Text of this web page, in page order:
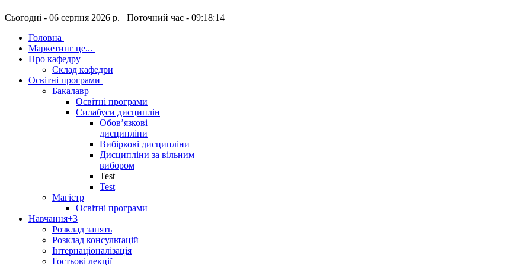
Сьогодні - 06 серпня 2026 р. Поточний час - 09:18:14
Головна
Маркетинг це...
Про кафедру
Склад кафедри
Освітні програми
Бакалавр
Освітні програми
Силабуси дисциплін
Обов’язкові
дисципліни
Вибіркові дисципліни
Дисципліни за вільним
вибором
Test
Test
Магістр
Освітні програми
Навчання+3
Розклад занять
Розклад консультацій
Інтернаціоналізація
Гостьові лекції